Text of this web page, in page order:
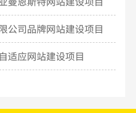
公司品牌网站建设项目
适应网站建设项目